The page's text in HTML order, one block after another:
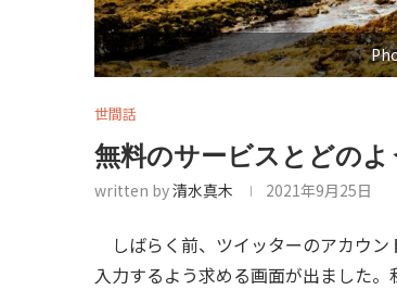
世間話
無料のサービスとどの
written by清水真木 2021年9月25日
しばらく前、ツイッターのアカウン
入力するよう求める画面が出ました